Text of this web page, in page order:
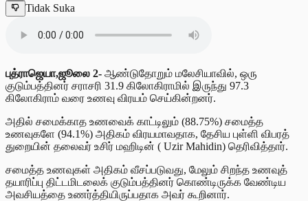
Tidak Suka
புத்ராஜெயா,ஜூலை 2- ஆண்டுதோறும் மலேசியாவில், ஒரு
குடும்பத்தினர் சராசரி 31.9 கிலோகிராமில் இருந்து 97.3
கிலோகிராம் வரை உணவு விரயம் செய்கின்றனர்.
அதில் சமைக்காத உணவைக் காட்டிலும் (88.75%) சமைத்த
உணவுகளே (94.1%) அதிகம் விரயமாவதாக, தேசிய புள்ளி விபரத்
துறையின் தலைவர் உசிர் மஹிடின் ( Uzir Mahidin) தெரிவித்தார்.
சமைத்த உணவுகள் அதிகம் வீசப்படுவது, மேலும் சிறந்த உணவுத்
தயாரிப்பு திட்டமிடலைக் குடும்பத்தினர் கொண்டிருக்க வேண்டிய
அவசியத்தை உணர்த்தியிருப்பதாக அவர் கூறினார்.